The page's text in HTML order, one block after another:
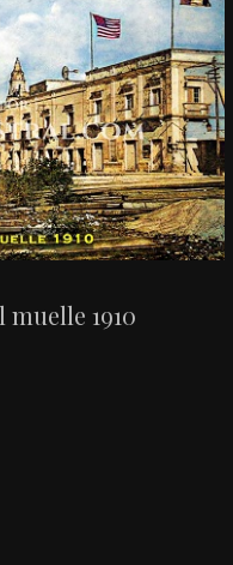
1910